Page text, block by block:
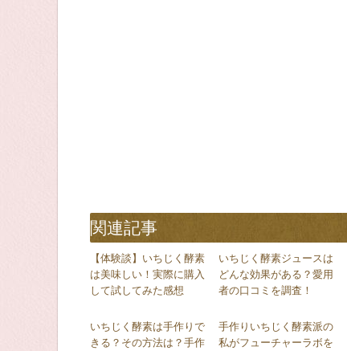
関連記事
【体験談】いちじく酵素
は美味しい！実際に購入
して試してみた感想
いちじく酵素ジュースは
どんな効果がある？愛用
者の口コミを調査！
いちじく酵素は手作りで
きる？その方法は？手作
手作りいちじく酵素派の
私がフューチャーラボを